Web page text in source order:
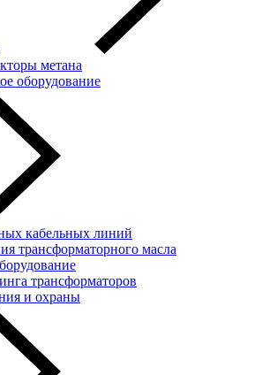
метана
оборудование
кабельных линий
трансформаторного масла
трансформаторов
и охраны